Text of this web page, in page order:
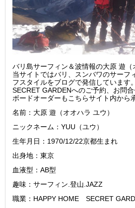
バリ島サーフィン＆波情報の大原 遊（
当サイトではバリ、スンバワのサーフ
フスタイルをブログで発信しています
SECRET GARDENへのご予約、お問
ボードオーダーもこちらサイト内から
名前：大原 遊（オオハラ ユウ）
ニックネーム：YUU（ユウ）
生年月日：1970/12/22京都生まれ
出身地：東京
血液型：AB型
趣味：サーフィン.登山.JAZZ
職業：HAPPY HOME SECRET